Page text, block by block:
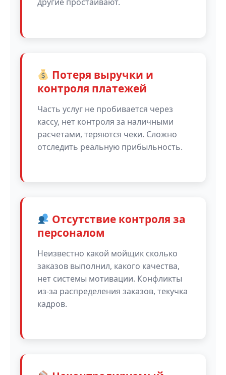
другие простаивают.
Потеря выручки и
контроля платежей
Часть услуг не пробивается через
кассу, нет контроля за наличными
расчетами, теряются чеки. Сложно
отследить реальную прибыльность.
Отсутствие контроля за
персоналом
Неизвестно какой мойщик сколько
заказов выполнил, какого качества,
нет системы мотивации. Конфликты
из-за распределения заказов, текучка
кадров.